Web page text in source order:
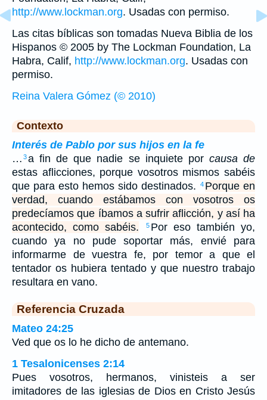
http://www.lockman.org. Usadas con permiso.
Las citas bíblicas son tomadas Nueva Biblia de los
Hispanos © 2005 by The Lockman Foundation, La
Habra, Calif, http://www.lockman.org. Usadas con
permiso.
Reina Valera Gómez (© 2010)
Contexto
Interés de Pablo por sus hijos en la fe
… 3a fin de que nadie se inquiete por causa de
estas aflicciones, porque vosotros mismos sabéis
que para esto hemos sido destinados.
4 Porque en
verdad, cuando estábamos con vosotros os
predecíamos que íbamos a sufrir aflicción, y así ha
acontecido, como sabéis.
5 Por eso también yo,
cuando ya no pude soportar más, envié para
informarme de vuestra fe, por temor a que el
tentador os hubiera tentado y que nuestro trabajo
resultara en vano.
Referencia Cruzada
Mateo 24:25
Ved que os lo he dicho de antemano.
1 Tesalonicenses 2:14
Pues vosotros, hermanos, vinisteis a ser
imitadores de las iglesias de Dios en Cristo Jesús